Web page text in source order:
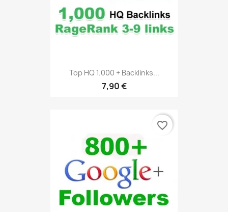
Top HQ 1.000 + Backlinks...
7,90 €
favorite_border